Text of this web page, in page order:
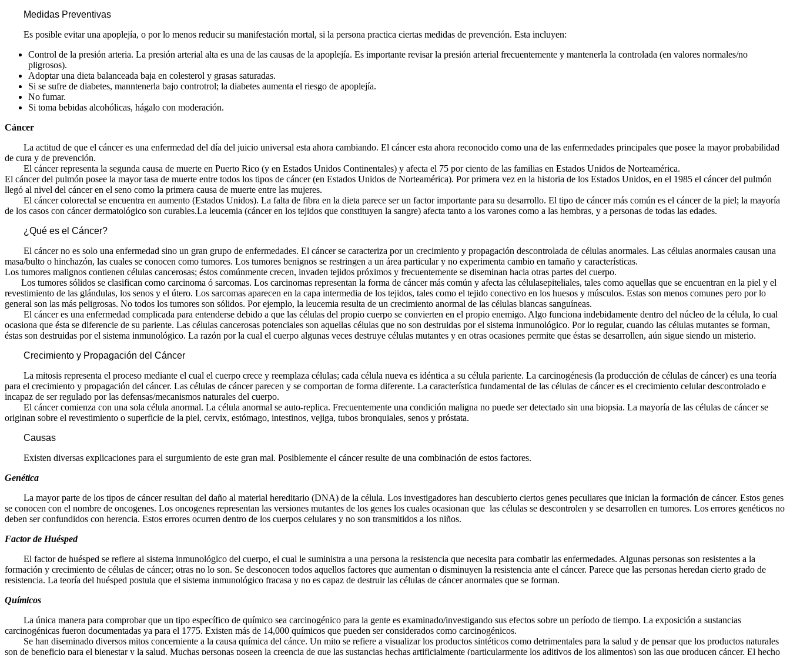
Medidas Preventivas
Es posible evitar una apoplejía, o por lo menos reducir su manifestación mortal, si la persona practica ciertas medidas de prevención. Esta incluyen:
Control de la presión arteria. La presión arterial alta es una de las causas de la apoplejía. Es importante revisar la presión arterial frecuentemente y mantenerla la controlada (en valores normales/no
pligrosos).
Adoptar una dieta balanceada baja en colesterol y grasas saturadas.
Si se sufre de diabetes, manntenerla bajo controtrol; la diabetes aumenta el riesgo de apoplejía.
No fumar.
Si toma bebidas alcohólicas, hágalo con moderación.
Cáncer
La actitud de que el cáncer es una enfermedad del día del juicio universal esta ahora cambiando. El cáncer esta ahora reconocido como una de las enfermedades principales que posee la mayor probabilidad
de cura y de prevención.
El cáncer representa la segunda causa de muerte en Puerto Rico (y en Estados Unidos Continentales) y afecta el 75 por ciento de las familias en Estados Unidos de Norteamérica.
El cáncer del pulmón posee la mayor tasa de muerte entre todos los tipos de cáncer (en Estados Unidos de Norteamérica). Por primera vez en la historia de los Estados Unidos, en el 1985 el cáncer del pulmón
llegó al nivel del cáncer en el seno como la primera causa de muerte entre las mujeres.
El cáncer colorectal se encuentra en aumento (Estados Unidos). La falta de fibra en la dieta parece ser un factor importante para su desarrollo. El tipo de cáncer más común es el cáncer de la piel; la mayoría
de los casos con cáncer dermatológico son curables.La leucemia (cáncer en los tejidos que constituyen la sangre) afecta tanto a los varones como a las hembras, y a personas de todas las edades.
¿Qué es el Cáncer?
El cáncer no es solo una enfermedad sino un gran grupo de enfermedades. El cáncer se caracteriza por un crecimiento y propagación descontrolada de células anormales. Las células anormales causan una
masa/bulto o hinchazón, las cuales se conocen como tumores. Los tumores benignos se restringen a un área particular y no experimenta cambio en tamaño y características.
Los tumores malignos contienen células cancerosas; éstos comúnmente crecen, invaden tejidos próximos y frecuentemente se diseminan hacia otras partes del cuerpo.
Los tumores sólidos se clasifican como carcinoma ó sarcomas. Los carcinomas representan la forma de cáncer más común y afecta las célulasepiteliales, tales como aquellas que se encuentran en la piel y el
revestimiento de las glándulas, los senos y el útero. Los sarcomas aparecen en la capa intermedia de los tejidos, tales como el tejido conectivo en los huesos y músculos. Estas son menos comunes pero por lo
general son las más peligrosas. No todos los tumores son sólidos. Por ejemplo, la leucemia resulta de un crecimiento anormal de las células blancas sanguíneas.
El cáncer es una enfermedad complicada para entenderse debido a que las células del propio cuerpo se convierten en el propio enemigo. Algo funciona indebidamente dentro del núcleo de la célula, lo cual
ocasiona que ésta se diferencie de su pariente. Las células cancerosas potenciales son aquellas células que no son destruidas por el sistema inmunológico. Por lo regular, cuando las células mutantes se forman,
éstas son destruidas por el sistema inmunológico. La razón por la cual el cuerpo algunas veces destruye células mutantes y en otras ocasiones permite que éstas se desarrollen, aún sigue siendo un misterio.
Crecimiento y Propagación del Cáncer
La mitosis representa el proceso mediante el cual el cuerpo crece y reemplaza células; cada célula nueva es idéntica a su célula pariente. La carcinogénesis (la producción de células de cáncer) es una teoría
para el crecimiento y propagación del cáncer. Las células de cáncer parecen y se comportan de forma diferente. La característica fundamental de las células de cáncer es el crecimiento celular descontrolado e
incapaz de ser regulado por las defensas/mecanismos naturales del cuerpo.
El cáncer comienza con una sola célula anormal. La célula anormal se auto-replica. Frecuentemente una condición maligna no puede ser detectado sin una biopsia. La mayoría de las células de cáncer se
originan sobre el revestimiento o superficie de la piel, cervix, estómago, intestinos, vejiga, tubos bronquiales, senos y próstata.
Causas
Existen diversas explicaciones para el surgumiento de este gran mal. Posiblemente el cáncer resulte de una combinación de estos factores.
Genética
La mayor parte de los tipos de cáncer resultan del daño al material hereditario (DNA) de la célula. Los investigadores han descubierto ciertos genes peculiares que inician la formación de cáncer. Estos genes
se conocen con el nombre de oncogenes. Los oncogenes representan las versiones mutantes de los genes los cuales ocasionan que las células se descontrolen y se desarrollen en tumores. Los errores genéticos no
deben ser confundidos con herencia. Estos errores ocurren dentro de los cuerpos celulares y no son transmitidos a los niños.
Factor de Huésped
El factor de huésped se refiere al sistema inmunológico del cuerpo, el cual le suministra a una persona la resistencia que necesita para combatir las enfermedades. Algunas personas son resistentes a la
formación y crecimiento de células de cáncer; otras no lo son. Se desconocen todos aquellos factores que aumentan o disminuyen la resistencia ante el cáncer. Parece que las personas heredan cierto grado de
resistencia. La teoría del huésped postula que el sistema inmunológico fracasa y no es capaz de destruir las células de cáncer anormales que se forman.
Químicos
La única manera para comprobar que un tipo específico de químico sea carcinogénico para la gente es examinado/investigando sus efectos sobre un período de tiempo. La exposición a sustancias
carcinogénicas fueron documentadas ya para el 1775. Existen más de 14,000 químicos que pueden ser considerados como carcinogénicos.
Se han diseminado diversos mitos concerniente a la causa química del cánce. Un mito se refiere a visualizar los productos sintéticos como detrimentales para la salud y de pensar que los productos naturales
son de beneficio para el bienestar y la salud. Muchas personas poseen la creencia de que las sustancias hechas artificialmente (particularmente los aditivos de los alimentos) son las que producen cáncer. El hecho